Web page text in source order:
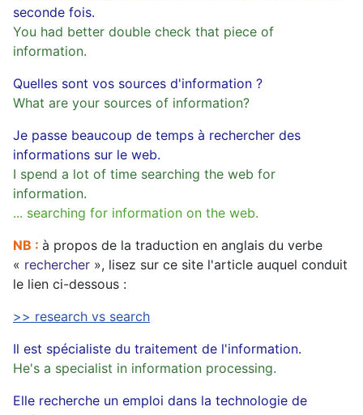
seconde fois.
You had better double check that piece of
information.
Quelles sont vos sources d'information ?
What are your sources of information?
Je passe beaucoup de temps à rechercher des
informations sur le web.
I spend a lot of time searching the web for
information.
... searching for information on the web.
NB : à propos de la traduction en anglais du verbe
« rechercher », lisez sur ce site l'article auquel conduit
le lien ci-dessous :
>> research vs search
Il est spécialiste du traitement de l'information.
He's a specialist in information processing.
Elle recherche un emploi dans la technologie de